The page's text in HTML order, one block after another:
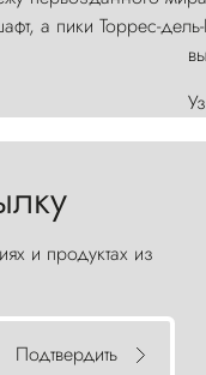
а пики Торрес-
и продуктах из
Подтвердить